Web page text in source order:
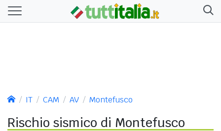
IT CAM AV Montefusco
Rischio sismico di Montefusco